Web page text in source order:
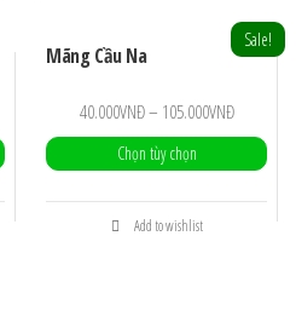
Mãng Cầu Na
Sale!
40.000VNĐ– 105.000VNĐ
Chọn tùy chọn
Add to wishlist